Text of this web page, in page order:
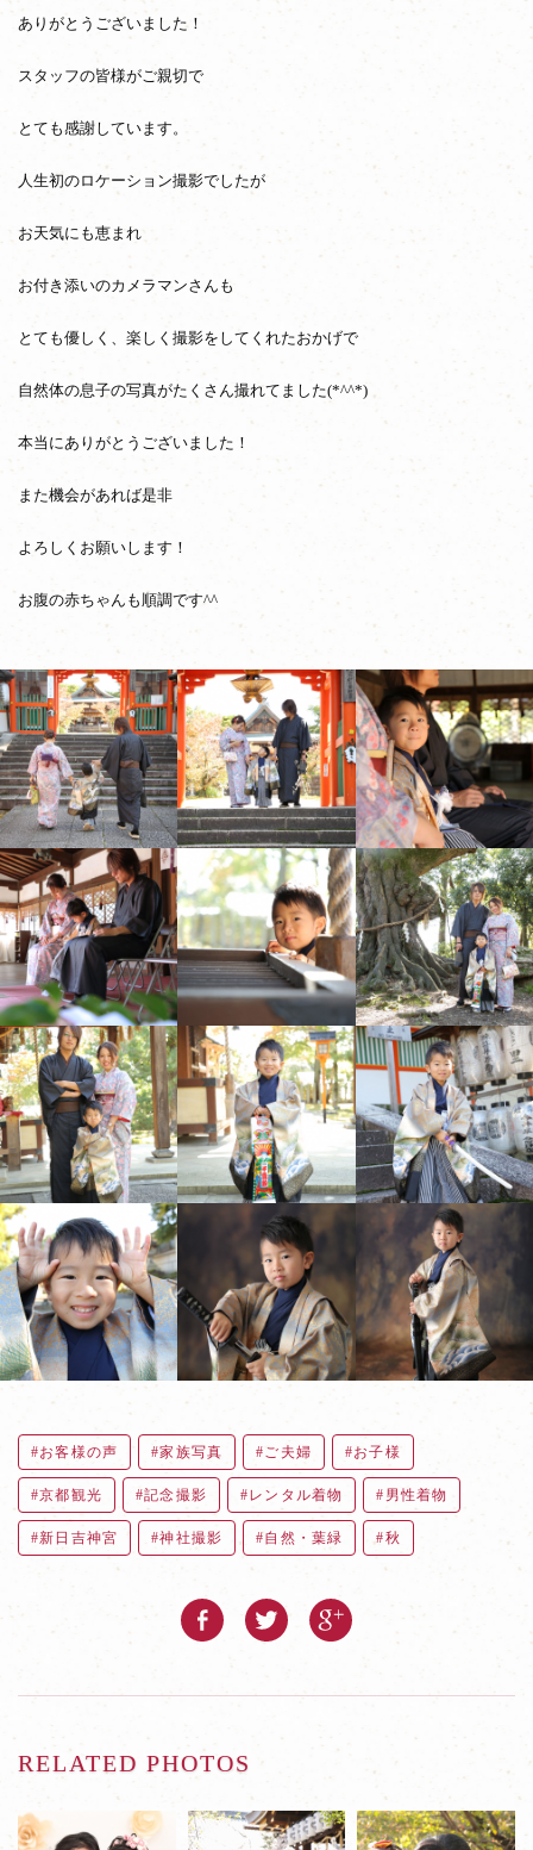
ありがとうございました！
スタッフの皆様がご親切で
とても感謝しています。
人生初のロケーション撮影でしたが
お天気にも恵まれ
お付き添いのカメラマンさんも
とても優しく、楽しく撮影をしてくれたおかげで
自然体の息子の写真がたくさん撮れてました(*^^*)
本当にありがとうございました！
また機会があれば是非
よろしくお願いします！
お腹の赤ちゃんも順調です^^
お客様の声 家族写真 ご夫婦 お子様
京都観光 記念撮影 レンタル着物 男性着物
新日吉神宮 神社撮影 自然・葉緑 秋
RELATED PHOTOS